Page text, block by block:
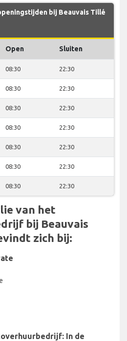
bij Beauvais Tillé
Open Sluiten
08:30 22:30
08:30 22:30
08:30 22:30
08:30 22:30
08:30 22:30
08:30 22:30
08:30 22:30
van het
bij Beauvais
zich bij:
In de